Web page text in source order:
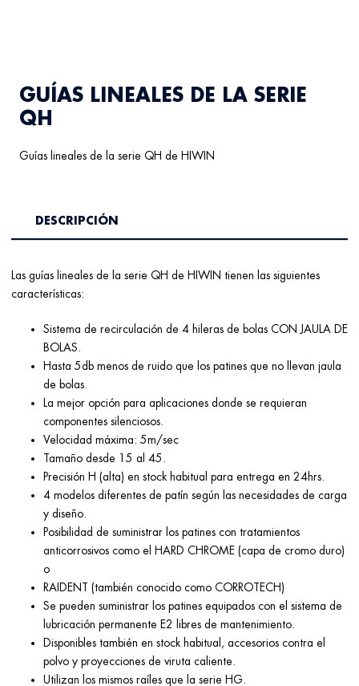
GUÍAS LINEALES DE LA SERIE
QH
Guías lineales de la serie QH de HIWIN
DESCRIPCIÓN
Las guías lineales de la serie QH de HIWIN tienen las siguientes
características:
Sistema de recirculación de 4 hileras de bolas CON JAULA DE
BOLAS.
Hasta 5db menos de ruido que los patines que no llevan jaula
de bolas.
La mejor opción para aplicaciones donde se requieran
componentes silenciosos.
Velocidad máxima: 5m/sec
Tamaño desde 15 al 45.
Precisión H (alta) en stock habitual para entrega en 24hrs.
4 modelos diferentes de patín según las necesidades de carga
y diseño.
Posibilidad de suministrar los patines con tratamientos
anticorrosivos como el HARD CHROME (capa de cromo duro)
o
RAIDENT (también conocido como CORROTECH)
Se pueden suministrar los patines equipados con el sistema de
lubricación permanente E2 libres de mantenimiento.
Disponibles también en stock habitual, accesorios contra el
polvo y proyecciones de viruta caliente.
Utilizan los mismos raíles que la serie HG.